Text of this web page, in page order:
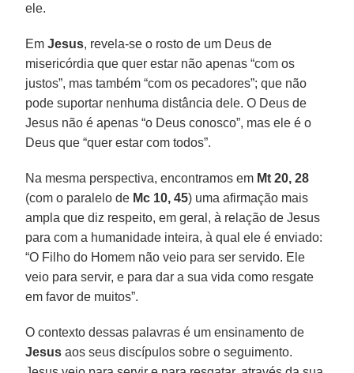
ele.
EmJesus, revela-se o rosto de um Deus de
misericórdia que quer estar não apenas “com os
justos”, mas também “com os pecadores”; que não
pode suportar nenhuma distância dele. O Deus de
Jesus não é apenas “o Deus conosco”, mas ele é o
Deus que “quer estar com todos”.
Na mesma perspectiva, encontramos em Mt 20, 28
(com o paralelo de Mc 10, 45) uma afirmação mais
ampla que diz respeito, em geral, à relação de Jesus
para com a humanidade inteira, à qual ele é enviado:
“O Filho do Homem não veio para ser servido. Ele
veio para servir, e para dar a sua vida como resgate
em favor de muitos”.
O contexto dessas palavras é um ensinamento de
Jesus aos seus discípulos sobre o seguimento.